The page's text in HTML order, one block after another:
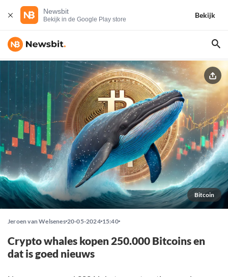
Newsbit
Bekijk in de Google Play store
Bekijk
Bitcoin
Jeroen van Welsenes 20-05-2024 15:40
Crypto whales kopen 250.000 Bitcoins en
dat is goed nieuws